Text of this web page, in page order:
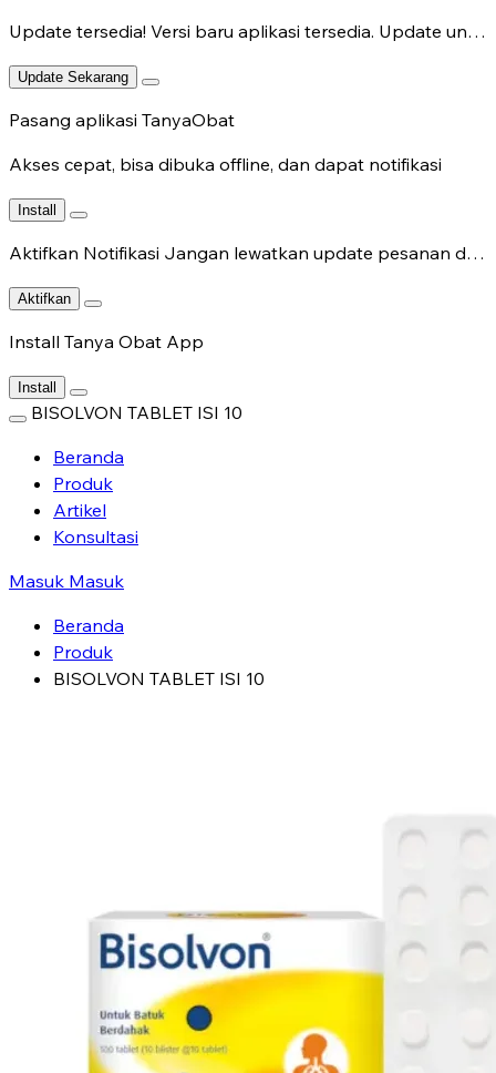
Update tersedia! Versi baru aplikasi tersedia. Update untuk fitur terbaru.
Update Sekarang
Pasang aplikasi TanyaObat
Akses cepat, bisa dibuka offline, dan dapat notifikasi
Install
Aktifkan Notifikasi Jangan lewatkan update pesanan dan chat dokter.
Aktifkan
Install Tanya Obat App
Install
BISOLVON TABLET ISI 10
Beranda
Produk
Artikel
Konsultasi
Masuk Masuk
Beranda
Produk
BISOLVON TABLET ISI 10